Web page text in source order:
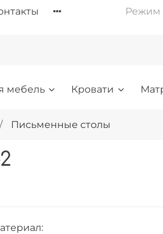
Режим
мебель Кровати
Письменные столы